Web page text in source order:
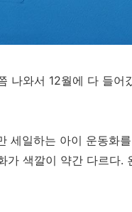
나와서 12월에 다 들어
세일하는 아이 운동화
가 색깔이 약간 다르다.